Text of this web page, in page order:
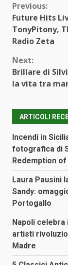
Continue
Reading
Previous:
Future Hits
TonyPitony,
Radio Zeta
Next:
Brillare di
la vita tra
ARTICOLI
Incendi in
fotografica di
Redemption
Laura Pausini
Sandy:
Portogallo
Napoli
artisti
Madre